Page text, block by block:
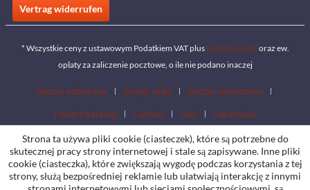
Vertrag widerrufen
* Wszystkie ceny z ustawowym Podatkiem VAT plus koszty wysyłki oraz ew.
opłaty za zaliczenie pocztowe, o ile nie podano inaczej
Obszar pobierania Znajdź sklep Zostań sprzedawcą
Pobierz katalogi Contact Jobs Lokalizacje
Strona ta używa pliki cookie (ciasteczek), które są potrzebne do
skutecznej pracy strony internetowej i stale są zapisywane. Inne pliki
cookie (ciasteczka), które zwiększają wygodę podczas korzystania z tej
strony, służą bezpośredniej reklamie lub ułatwiają interakcję z innymi